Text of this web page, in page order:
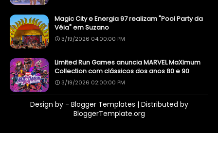
Magic City e Energia 97 realizam "Pool Party da
Véia" em Suzano
3/19/2026 04:00:00 PM
Limited Run Games anuncia MARVEL MaXimum
Collection com clássicos dos anos 80 e 90
3/19/2026 02:00:00 PM
Design by - Blogger Templates | Distributed by
BloggerTemplate.org